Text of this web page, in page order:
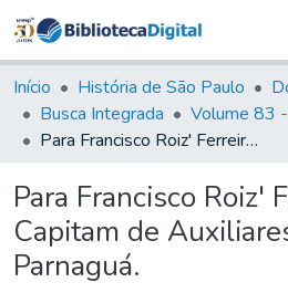
&
Tudo na
Biblioteca
Início História de São Paulo
Busca Integrada
Para Francisco Roiz' Ferreira, Capitam de Auxiliares da Villa de Parnaguá.
Para Francisco Roiz'
Capitam de
Parnaguá.